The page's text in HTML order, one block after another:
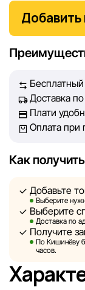
покупателей.
информация о
обеспечить вас
Однако,
сайте, ввиду
сторонних
Sportlandia
без
Изображения,
Общая
Добавить
Доставка
Плати
Оплата при
Как получить
Добавьте
Выберите
Выберите
Доставка по
Получите
По Кишинёву
часов.